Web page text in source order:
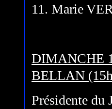
11. Marie
DIMANCHE
BELLAN
Présidente